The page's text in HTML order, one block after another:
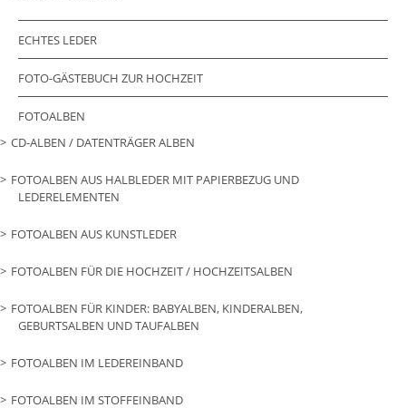
ECHTES LEDER
FOTO-GÄSTEBUCH ZUR HOCHZEIT
FOTOALBEN
CD-ALBEN / DATENTRÄGER ALBEN
FOTOALBEN AUS HALBLEDER MIT PAPIERBEZUG UND
LEDERELEMENTEN
FOTOALBEN AUS KUNSTLEDER
FOTOALBEN FÜR DIE HOCHZEIT / HOCHZEITSALBEN
FOTOALBEN FÜR KINDER: BABYALBEN, KINDERALBEN,
GEBURTSALBEN UND TAUFALBEN
FOTOALBEN IM LEDEREINBAND
FOTOALBEN IM STOFFEINBAND